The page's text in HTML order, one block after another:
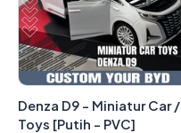
Denza D9 - Miniatur Car /
Toys [Putih - PVC]